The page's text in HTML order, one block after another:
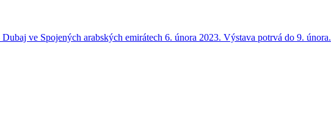
ve Spojených arabských emirátech 6. února 2023. Výstava potrvá do 9. února.